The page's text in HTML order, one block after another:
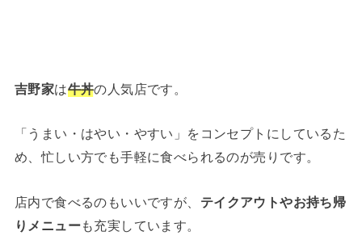
吉野家は牛丼の人気店です。
「うまい・はやい・やすい」をコンセプトにしているた
め、忙しい方でも手軽に食べられるのが売りです。
店内で食べるのもいいですが、 テイクアウトやお持ち帰
りメニューも充実しています。